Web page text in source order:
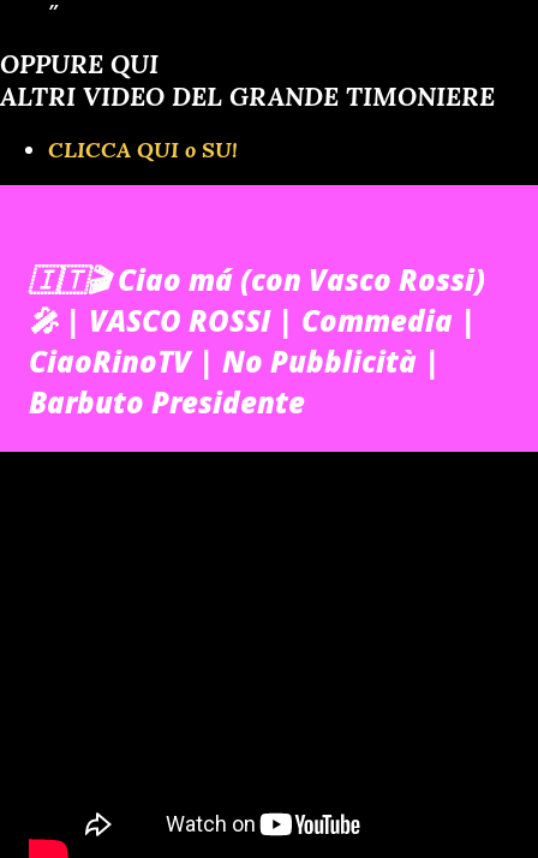
OPPURE QUI
ALTRI VIDEO DEL GRANDE TIMONIERE
CLICCA QUI o SU!
🇮🇹🎬 Ciao má (con Vasco Rossi)
🎤 | VASCO ROSSI | Commedia |
CiaoRinoTV | No Pubblicità |
Barbuto Presidente